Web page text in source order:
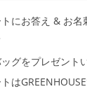
にお答え & お名
グをプレゼント
は